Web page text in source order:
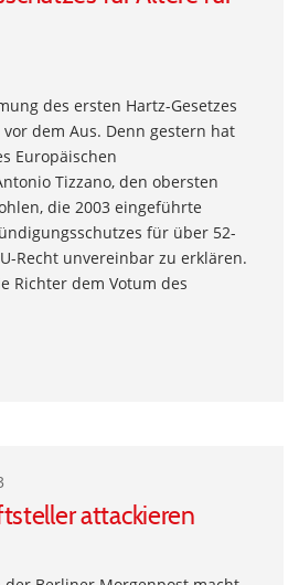
des ersten Hartz-Gesetzes
dem Aus. Denn gestern hat
Europäischen
Tizzano, den obersten
die 2003 eingeführte
für über 52-
Recht unvereinbar zu erklären.
Richter dem Votum des
attackieren